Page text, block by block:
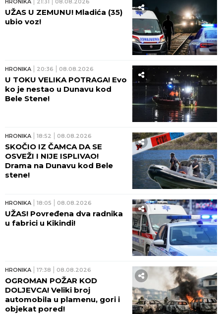
HRONIKA 21:31 08.08.2026
UŽAS U ZEMUNU! Mladića (35)
ubio voz!
HRONIKA 20:36 08.08.2026
U TOKU VELIKA POTRAGA! Evo
ko je nestao u Dunavu kod
Bele Stene!
HRONIKA 18:52 08.08.2026
SKOČIO IZ ČAMCA DA SE
OSVEŽI I NIJE ISPLIVAO!
Drama na Dunavu kod Bele
stene!
HRONIKA 18:05 08.08.2026
UŽAS! Povređena dva radnika
u fabrici u Kikindi!
HRONIKA 17:38 08.08.2026
OGROMAN POŽAR KOD
DOLJEVCA! Veliki broj
automobila u plamenu, gori i
objekat pored!